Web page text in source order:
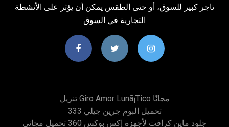
تاجر كبير للسوق، أو حتى الطقس يمكن أن يؤثر على الأنشطة
التجارية في السوق
تنزيل Giro Amor Lunã¡tico مجانًا
تحميل البوم جرين جيلي 333
جلود ماين كرافت لأجهزة إكس بوكس ​​360 تحميل مجاني